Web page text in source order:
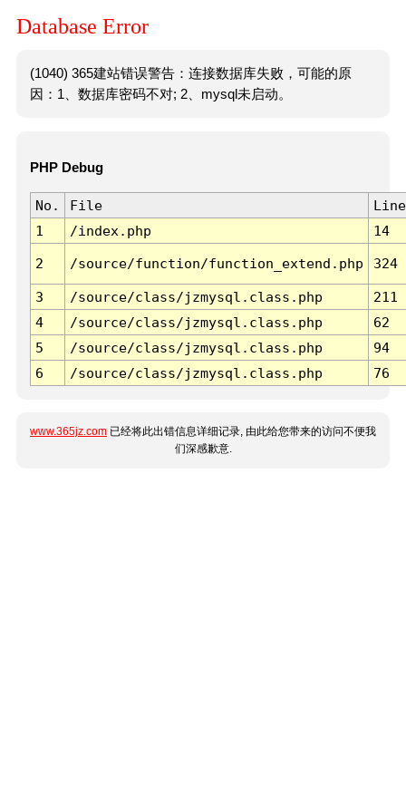
Database Error
(1040) 365建站错误警告：连接数据库失败，可能的原
因：1、数据库密码不对; 2、mysql未启动。
PHP Debug
No. File
Line
1
/index.php 14
2 /source/function/function_extend.php 324
3 /source/class/jzmysql.class.php
211
4
/source/class/jzmysql.class.php
62
5
/source/class/jzmysql.class.php
94
6
/source/class/jzmysql.class.php 76
www.365jz.com 已经将此出错信息详细记录, 由此给您带来的访问不便我
们深感歉意.